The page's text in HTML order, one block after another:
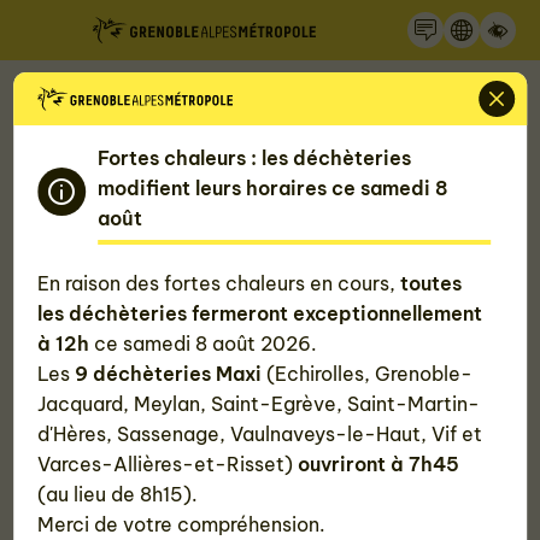
Panneau de gestion des cookies
Fortes chaleurs : les déchèteries
modifient leurs horaires ce samedi 8
août
En raison des fortes chaleurs en cours,toutes
les déchèteries fermeront exceptionnellement
à 12h ce samedi 8 août 2026.
Les 9 déchèteries Maxi (Echirolles, Grenoble-
Jacquard, Meylan, Saint-Egrève, Saint-Martin-
d'Hères, Sassenage, Vaulnaveys-le-Haut, Vif et
Varces-Allières-et-Risset) ouvriront à 7h45
(au lieu de 8h15).
Merci de votre compréhension.
Accueil
Mon quotidien, ma Métropole
Gérer mon eau
Nous contacter pour une question sur les eaux
usées
La Métropole de Grenoble primée par l'Ademe pour
son action en faveur des transitions
La Métropole de Grenoble primée
par l'Ademe pour son action en
faveur des transitions
Publié le30 novembre 2024